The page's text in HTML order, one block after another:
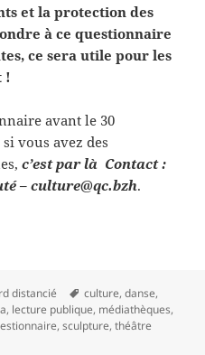
et la protection des
à ce questionnaire
ce sera utile pour les
!
avant le 30
si vous avez des
c’est par là Contact :
– culture@qc.bzh.
culture, une richesse
distancié
Mots-
clés
culture,danse,
, lecture publique, médiathèques,
,sculpture,théâtre